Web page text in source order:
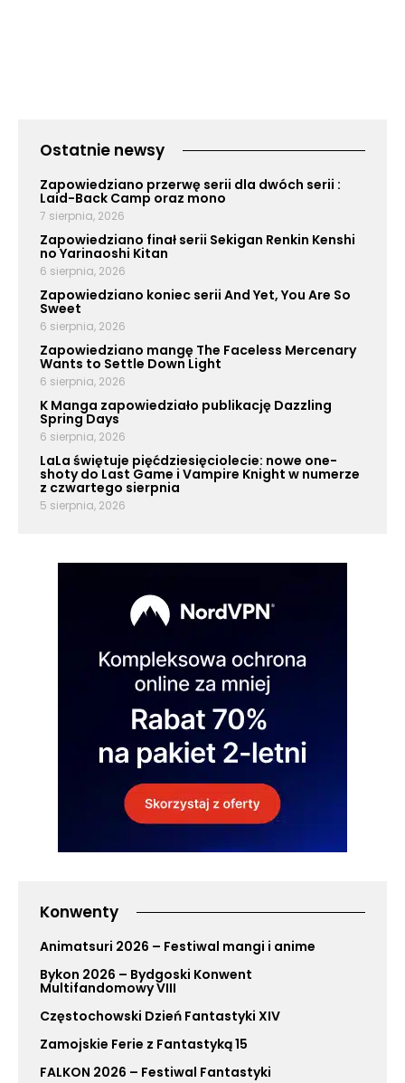
Ostatnie newsy
Zapowiedziano przerwę serii dla dwóch serii :
Laid-Back Camp oraz mono
7 sierpnia, 2026
Zapowiedziano finał serii Sekigan Renkin Kenshi
no Yarinaoshi Kitan
6 sierpnia, 2026
Zapowiedziano koniec serii And Yet, You Are So
Sweet
6 sierpnia, 2026
Zapowiedziano mangę The Faceless Mercenary
Wants to Settle Down Light
6 sierpnia, 2026
K Manga zapowiedziało publikację Dazzling
Spring Days
6 sierpnia, 2026
LaLa świętuje pięćdziesięciolecie: nowe one-
shoty do Last Game i Vampire Knight w numerze
z czwartego sierpnia
5 sierpnia, 2026
Konwenty
Animatsuri 2026 – Festiwal mangi i anime
Bykon 2026 – Bydgoski Konwent
Multifandomowy VIII
Częstochowski Dzień Fantastyki XIV
Zamojskie Ferie z Fantastyką 15
FALKON 2026 – Festiwal Fantastyki